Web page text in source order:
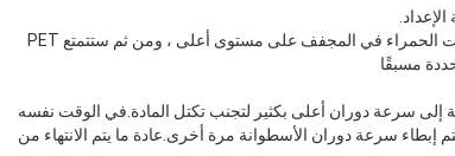
اعتماد سرعة بطيئة نسبيًا لدوران الأسطوانة ، ستكون طاقة مصابيح الأشعة تحت الحمراء في المجفف على مستوى أعلى ، ومن ثم ستتمتع PET
إلى سرعة دوران أعلى بكثير لتجنب تكتل المادة.في الوقت نفسه
إبطاء سرعة دوران الأسطوانة مرة أخرى.عادة ما يتم الانتهاء من